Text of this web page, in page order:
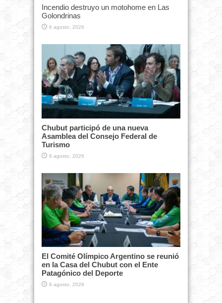
Incendio destruyo un motohome en Las
Golondrinas
6 agosto, 2026
Chubut participó de una nueva
Asamblea del Consejo Federal de
Turismo
6 agosto, 2026
El Comité Olímpico Argentino se reunió
en la Casa del Chubut con el Ente
Patagónico del Deporte
6 agosto, 2026